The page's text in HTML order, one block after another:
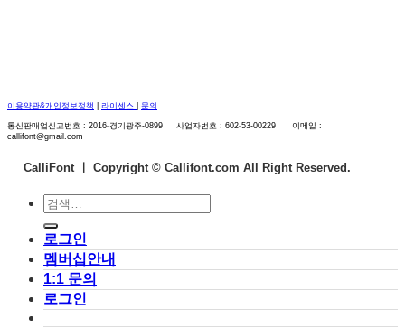
이용약관&개인정보정책 라이센스 문의
통신판매업신고번호 : 2016-경기광주-0899 사업자번호 : 602-53-00229 이메일 :
callifont@gmail.com
CalliFont ㅣ Copyright © Callifont.com All Right Reserved.
검
색:
로그인
멤버십안내
1:1 문의
로그인